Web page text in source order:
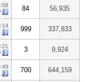
84 56,935
999 337,833
3 9,924
700 644,159